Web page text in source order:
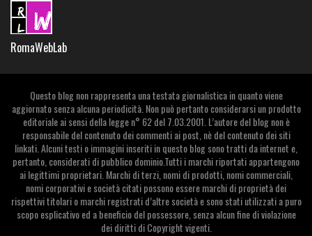
RomaWebLab
Questo blog non rappresenta una testata giornalistica in quanto viene
aggiornato senza alcuna periodicità. Non può pertanto considerarsi un prodotto
editoriale ai sensi della legge n° 62 del 7.03.2001. L’autore del blog non è
responsabile del contenuto dei commenti ai post, nè del contenuto dei siti
linkati. Alcuni testi o immagini inseriti in questo blog sono tratti da internet e,
pertanto, considerati di pubblico dominio.Tutti i marchi riportati appartengono
ai legittimi proprietari. Marchi di terzi, nomi di prodotti, nomi commerciali,
nomi corporativi e società citati possono essere marchi di proprietà dei
rispettivi titolari o marchi registrati d’altre società e sono stati utilizzati a puro
scopo esplicativo ed a beneficio del possessore, senza alcun fine di violazione
dei diritti di Copyright vigenti.